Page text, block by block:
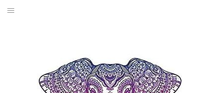
Skip
SEYAHAT REHBERI